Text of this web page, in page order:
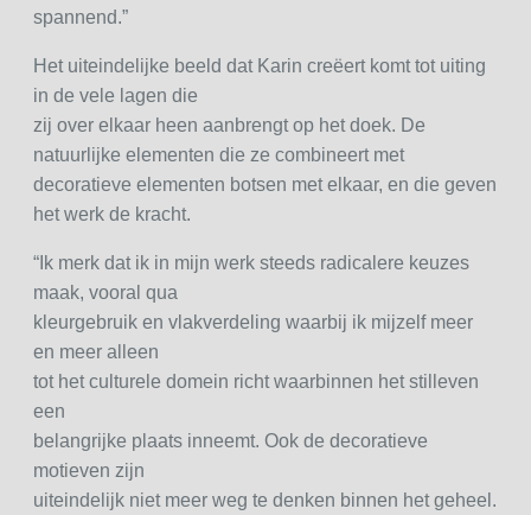
spannend.”
Het uiteindelijke beeld dat Karin creëert komt tot uiting
in de vele lagen die
zij over elkaar heen aanbrengt op het doek. De
natuurlijke elementen die ze combineert met
decoratieve elementen botsen met elkaar, en die geven
het werk de kracht.
“Ik merk dat ik in mijn werk steeds radicalere keuzes
maak, vooral qua
kleurgebruik en vlakverdeling waarbij ik mijzelf meer
en meer alleen
tot het culturele domein richt waarbinnen het stilleven
een
belangrijke plaats inneemt. Ook de decoratieve
motieven zijn
uiteindelijk niet meer weg te denken binnen het geheel.